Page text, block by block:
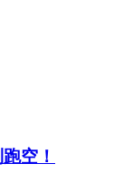
空！